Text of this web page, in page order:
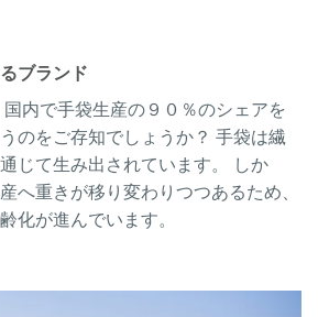
ブランド
内で手袋生産の９０％のシェアを
のをご存知でしょうか？ 手袋は繊
じて生み出されています。 しか
へ重きが移り変わりつつあるため、
化が進んでいます。